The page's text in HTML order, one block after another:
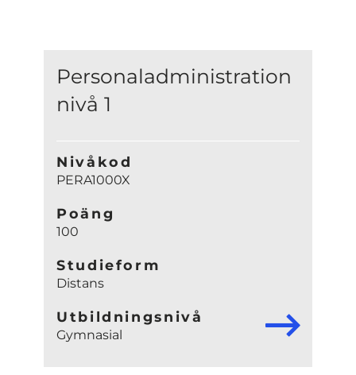
Personaladministration
nivå 1
Nivåkod
PERA1000X
Poäng
100
Studieform
Distans
Utbildningsnivå
Gymnasial